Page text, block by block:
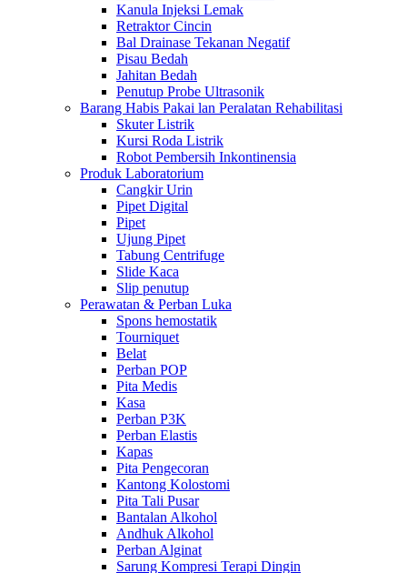
Kanula Injeksi Lemak
Retraktor Cincin
Bal Drainase Tekanan Negatif
Pisau Bedah
Jahitan Bedah
Penutup Probe Ultrasonik
Barang Habis Pakai lan Peralatan Rehabilitasi
Skuter Listrik
Kursi Roda Listrik
Robot Pembersih Inkontinensia
Produk Laboratorium
Cangkir Urin
Pipet Digital
Pipet
Ujung Pipet
Tabung Centrifuge
Slide Kaca
Slip penutup
Perawatan & Perban Luka
Spons hemostatik
Tourniquet
Belat
Perban POP
Pita Medis
Kasa
Perban P3K
Perban Elastis
Kapas
Pita Pengecoran
Kantong Kolostomi
Pita Tali Pusar
Bantalan Alkohol
Andhuk Alkohol
Perban Alginat
Sarung Kompresi Terapi Dingin